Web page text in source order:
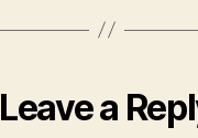
Leave a